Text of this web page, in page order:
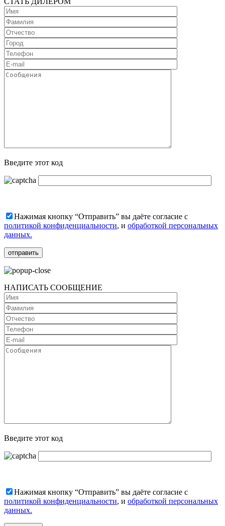
Введите этот код
Нажимая кнопку “Отправить” вы даёте согласие с
политикой конфиденциальности, и обработкой персональных
данных.
НАПИСАТЬ СООБЩЕНИЕ
Введите этот код
Нажимая кнопку “Отправить” вы даёте согласие с
политикой конфиденциальности, и обработкой персональных
данных.